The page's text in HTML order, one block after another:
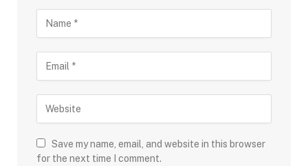
Save my name, email, and website in this browser
for the next time I comment.